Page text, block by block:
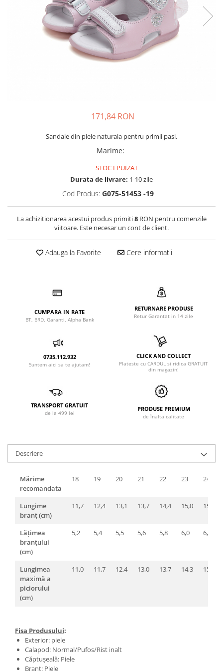
171,84 RON
Sandale din piele naturala pentru primii pasi.
Marime:
STOC EPUIZAT
Durata de livrare: 1-10 zile
Cod Produs: G075-51453 -19
La achizitionarea acestui produs primiti8RON pentru comenzile
viitoare. Este necesar un cont de client.
Adauga la Favorite Cere informatii
CUMPARA IN RATE
BT, BRD, Garanti, Alpha Bank
RETURNARE PRODUSE
Retur Garantat in 14 zile
0735.112.932
Suntem aici sa te ajutam!
CLICK AND COLLECT
Plateste cu CARDUL si ridica GRATUIT
din magazin!
TRANSPORT GRATUIT
de la 499 lei
PRODUSE PREMIUM
de înalta calitate
Descriere
Mărime
recomandata
18 19 20 21 22 23 24
Lungime
branț (cm)
11,7 12,4 13,1 13,7 14,4 15,0 15,7
Lățimea
branțului
(cm)
5,2 5,4 5,5 5,6 5,8 6,0 6,2
Lungimea
maximă a
piciorului
(cm)
11,0 11,7 12,4 13,0 13,7 14,3 15,0
Fisa Produsului:
Exterior: piele
Calapod: Normal/Pufos/Rist inalt
Căptușeală: Piele
Brant: Piele